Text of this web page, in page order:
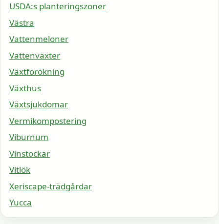
USDA:s planteringszoner
Västra
Vattenmeloner
Vattenväxter
Växtförökning
Växthus
Växtsjukdomar
Vermikompostering
Viburnum
Vinstockar
Vitlök
Xeriscape-trädgårdar
Yucca